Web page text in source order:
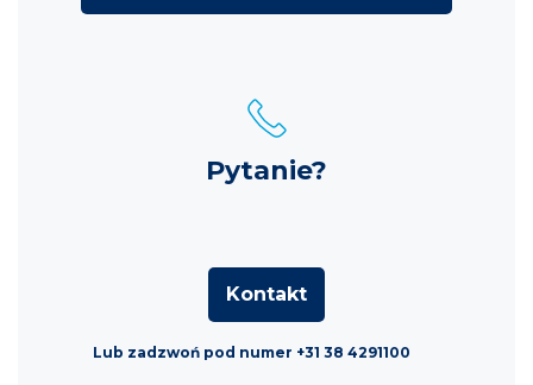
Pytanie?
Kontakt
Lub zadzwoń pod numer +31 38 4291100